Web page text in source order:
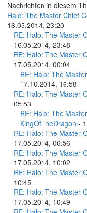
Nachrichten in diesem
Halo: The Master Chief
16.05.2014, 23:20
RE: Halo: The Master
16.05.2014, 23:48
RE: Halo: The Master
17.05.2014, 00:04
RE: Halo: The
17.10.2014, 16:58
RE: Halo: The Master
05:53
RE: Halo: The
KingOfTheDragon -
RE: Halo: The Master
17.05.2014, 06:56
RE: Halo: The Master
17.05.2014, 10:02
RE: Halo: The Master
10:45
RE: Halo: The Master
17.05.2014, 10:49